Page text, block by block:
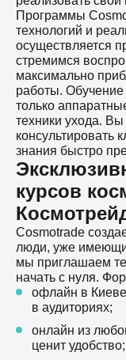
Программы
технологий и
осуществляется
стремимся
максимально
работы. Обучение
только
техники ухода.
консультировать
знания быстро
курсов
Cosmotrade
люди, уже
мы приглашаем
начать с нуля.
офлайн в
в ​​аудиториях;
онлайн из
ценит удобство;